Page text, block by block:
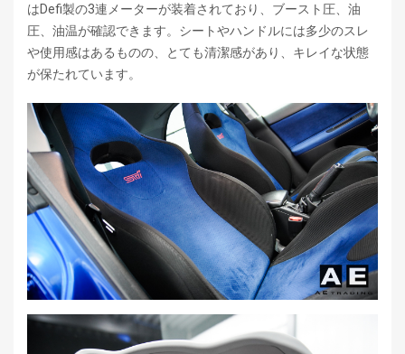
はDefi製の3連メーターが装着されており、ブースト圧、油
圧、油温が確認できます。シートやハンドルには多少のスレ
や使用感はあるものの、とても清潔感があり、キレイな状態
が保たれています。